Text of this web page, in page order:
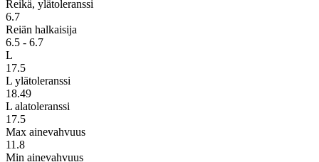
Reikä, ylätoleranssi
6.7
Reiän halkaisija
6.5 - 6.7
L
17.5
L ylätoleranssi
18.49
L alatoleranssi
17.5
Max ainevahvuus
11.8
Min ainevahvuus